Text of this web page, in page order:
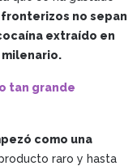
no sepan
extraído en
milenario.
tan grande
como una
raro y hasta